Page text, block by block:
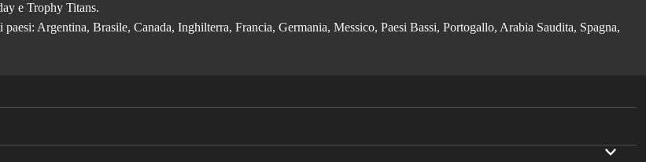
e Trophy Titans.
Argentina, Brasile, Canada, Inghilterra, Francia, Germania, Messico, Paesi Bassi, Portogallo, Arabia Saudita, Spagna,